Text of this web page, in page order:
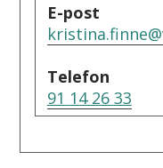
E-post
Telefon
91 14 26 33